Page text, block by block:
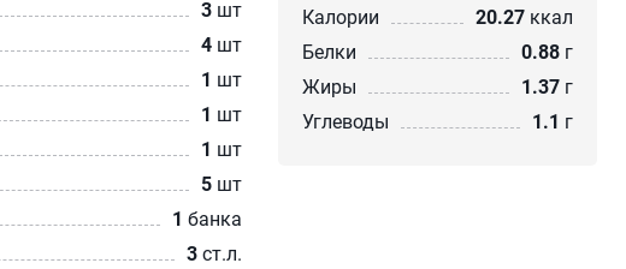
3 шт
4 шт
1 шт
1 шт
1 шт
5 шт
1 банка
3ст.л.
Калории 20.27 ккал
Белки
0.88 г
Жиры
1.37 г
Углеводы
1.1 г